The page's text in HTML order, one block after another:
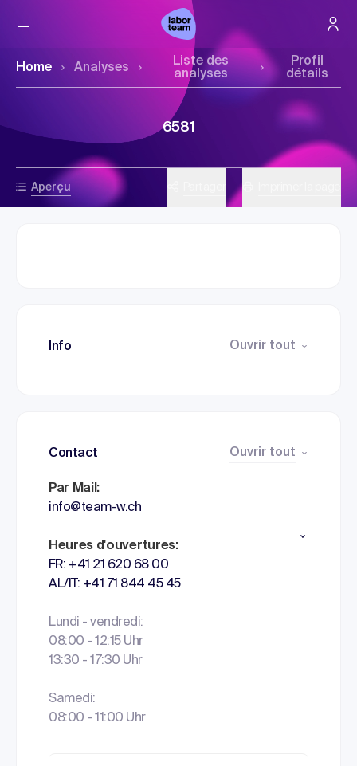
Home Analyses
Liste des
analyses
Profil
détails
Aperçu
6581
Info Ouvrir tout
Contact Ouvrir tout
Par Mail:
info@team-w.ch
Heures d'ouvertures:
FR: +41 21 620 68 00
AL/IT: +41 71 844 45 45
Lundi - vendredi:
08:00 - 12:15 Uhr
13:30 - 17:30 Uhr
Samedi:
08:00 - 11:00 Uhr